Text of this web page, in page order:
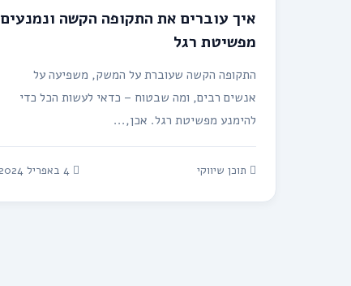
איך עוברים את התקופה הקשה ונמנעים
מפשיטת רגל
התקופה הקשה שעוברת על המשק, משפיעה על
אנשים רבים, ומה שבטוח – כדאי לעשות הכל כדי
להימנע מפשיטת רגל. אכן,...
תוכן שיווקי